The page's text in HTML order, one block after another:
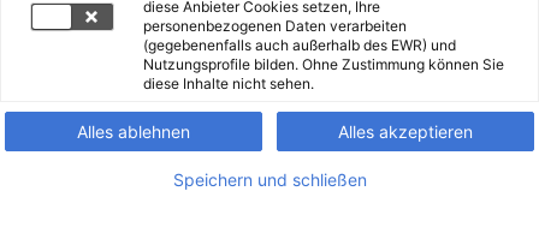
diese Anbieter Cookies setzen, Ihre
personenbezogenen Daten verarbeiten
(gegebenenfalls auch außerhalb des EWR) und
Nutzungsprofile bilden. Ohne Zustimmung können Sie
diese Inhalte nicht sehen.
Alles ablehnen Alles akzeptieren
Speichern und schließen